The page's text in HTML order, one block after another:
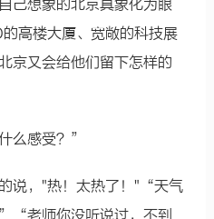
己想象的北京具象化为眼
高楼大厦、宽敞的科技展
又会给他们留下怎样的
么感受？”
说，"热！太热了！"“天气
老师你没听说过，不到